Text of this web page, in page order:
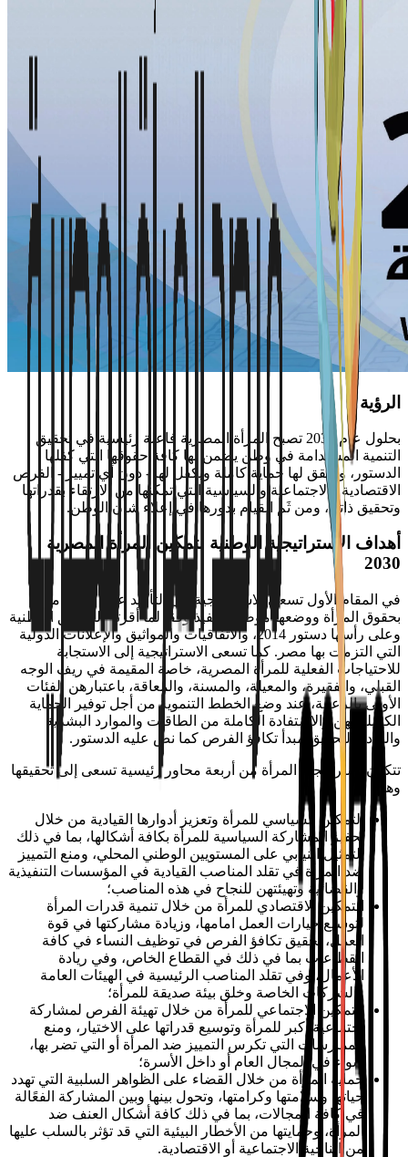
الرؤية
بحلول عام 2030 تصبح المرأة المصرية فاعلة رئيسية في تحقيق
التنمية المستدامة في وطن يضمن لها كافة حقوقها التي كفلها
الدستور، ويحقق لها حماية كاملة ويكفل لها - دون أي تمييز - الفرص
الاقتصادية والاجتماعية والسياسية التي تمكنها من الارتقاء بقدراتها
وتحقيق ذاتها، ومن ثَم القيام بدورها في إعلاء شأن الوطن.
أهداف الاستراتيجية الوطنية لتمكين المرأة المصرية
2030
في المقام الأول تسعى الاستراتيجية إلى التأكيد على التزام مصر
بحقوق المرأة ووضعها موضع التنفيذ وفقاً لما أقرته المواثيق الوطنية
وعلى رأسها دستور 2014، والاتفاقيات والمواثيق والإعلانات الدولية
التي التزمت بها مصر. كما تسعى الاستراتيجية إلى الاستجابة
للاحتياجات الفعلية للمرأة المصرية، خاصة المقيمة في ريف الوجه
القبلي، والفقيرة، والمعيلة، والمسنة، والمعاقة، باعتبارهن الفئات
الأولى بالرعاية، عند وضع الخطط التنموية من أجل توفير الحماية
الكاملة لهن والاستفادة الكاملة من الطاقات والموارد البشرية
والمادية لتحقيق مبدأ تكافؤ الفرص كما نص عليه الدستور.
تتكون استراتيجية المرأة من أربعة محاور رئيسية تسعى إلى تحقيقها
وهي:
التمكين السياسي للمرأة وتعزيز أدوارها القيادية من خلال
تحفيز المشاركة السياسية للمرأة بكافة أشكالها، بما في ذلك
التمثيل النيابي على المستويين الوطني المحلي، ومنع التمييز
ضد المرأة في تقلد المناصب القيادية في المؤسسات التنفيذية
والقضائية وتهيئتهن للنجاح في هذه المناصب؛
التمكين الاقتصادي للمرأة من خلال تنمية قدرات المرأة
لتوسيع خيارات العمل امامها، وزيادة مشاركتها في قوة
العمل، تحقيق تكافؤ الفرص في توظيف النساء في كافة
القطاعات بما في ذلك في القطاع الخاص، وفي ريادة
الأعمال، وفي تقلد المناصب الرئيسية في الهيئات العامة
والشركات الخاصة وخلق بيئة صديقة للمرأة؛
التمكين الاجتماعي للمرأة من خلال تهيئة الفرص لمشاركة
اجتماعية أكبر للمرأة وتوسيع قدراتها على الاختيار، ومنع
الممارسات التي تكرس التمييز ضد المرأة أو التي تضر بها،
سواء في المجال العام أو داخل الأسرة؛
حماية المرأة من خلال القضاء على الظواهر السلبية التي تهدد
حياتها وسلامتها وكرامتها، وتحول بينها وبين المشاركة الفعًالة
في كافة المجالات، بما في ذلك كافة أشكال العنف ضد
المرأة، وحمايتها من الأخطار البيئية التي قد تؤثر بالسلب عليها
من الناحية الاجتماعية أو الاقتصادية.